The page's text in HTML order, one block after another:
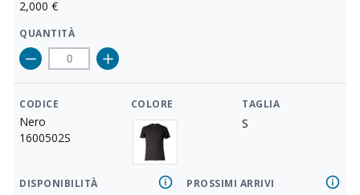
2,000 €
QUANTITÀ
CODICE
Nero
1600502S
COLORE TAGLIA
S
DISPONIBILITÀ PROSSIMI ARRIVI